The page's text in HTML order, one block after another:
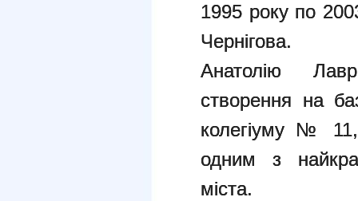
1995 року по
Анатолію
створення на
колегіуму №
одним з
міста.